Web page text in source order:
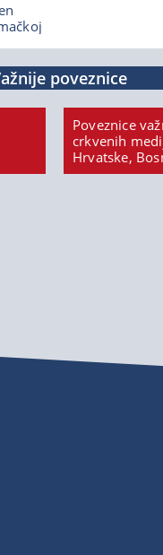
poveznice
Poveznice
crkvenih
Hrvatske,